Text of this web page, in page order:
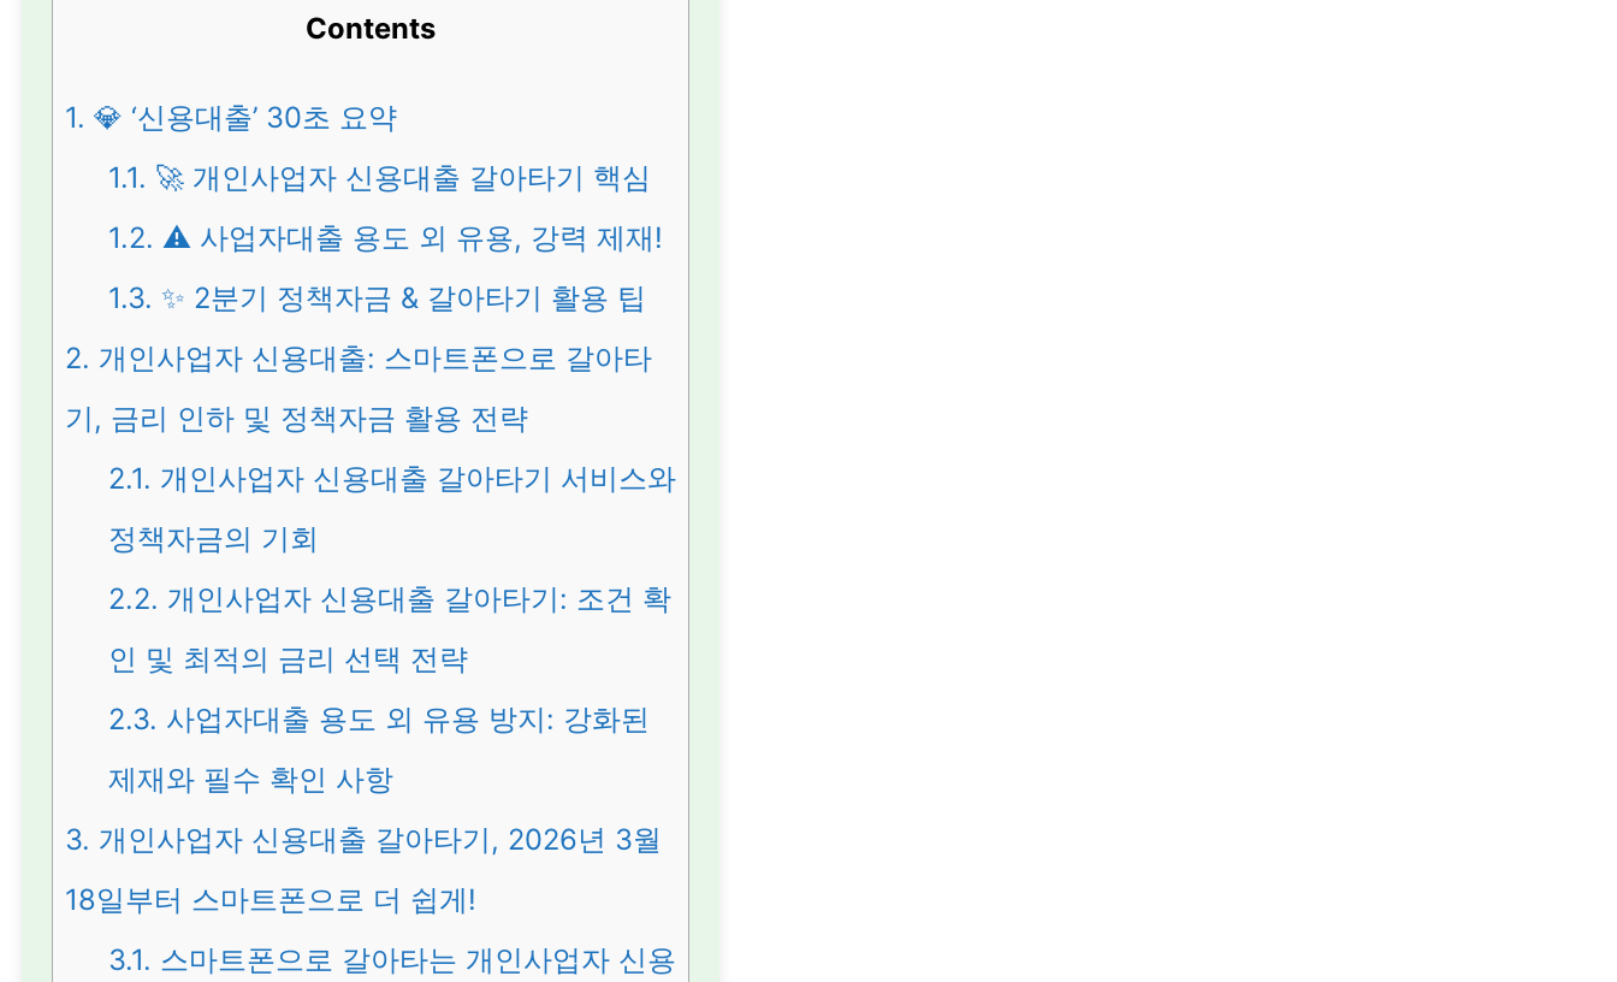
Contents
1. 💎 ‘신용대출’ 30초 요약
1.1. 🚀 개인사업자 신용대출 갈아타기 핵심
1.2. ⚠️ 사업자대출 용도 외 유용, 강력 제재!
1.3. ✨ 2분기 정책자금 & 갈아타기 활용 팁
2. 개인사업자 신용대출: 스마트폰으로 갈아타
기, 금리 인하 및 정책자금 활용 전략
2.1. 개인사업자 신용대출 갈아타기 서비스와
정책자금의 기회
2.2. 개인사업자 신용대출 갈아타기: 조건 확
인 및 최적의 금리 선택 전략
2.3. 사업자대출 용도 외 유용 방지: 강화된
제재와 필수 확인 사항
3. 개인사업자 신용대출 갈아타기, 2026년 3월
18일부터 스마트폰으로 더 쉽게!
3.1. 스마트폰으로 갈아타는 개인사업자 신용